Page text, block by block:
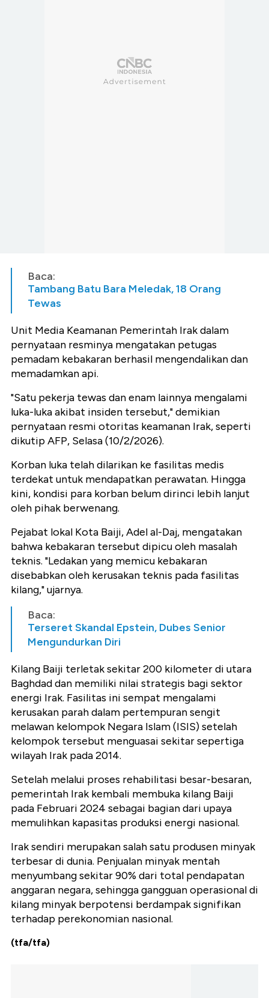
Baca:
Tambang Batu Bara Meledak, 18 Orang
Tewas
Unit Media Keamanan Pemerintah Irak dalam
pernyataan resminya mengatakan petugas
pemadam kebakaran berhasil mengendalikan dan
memadamkan api.
"Satu pekerja tewas dan enam lainnya mengalami
luka-luka akibat insiden tersebut," demikian
pernyataan resmi otoritas keamanan Irak, seperti
dikutip AFP, Selasa (10/2/2026).
Korban luka telah dilarikan ke fasilitas medis
terdekat untuk mendapatkan perawatan. Hingga
kini, kondisi para korban belum dirinci lebih lanjut
oleh pihak berwenang.
Pejabat lokal Kota Baiji, Adel al-Daj, mengatakan
bahwa kebakaran tersebut dipicu oleh masalah
teknis. "Ledakan yang memicu kebakaran
disebabkan oleh kerusakan teknis pada fasilitas
kilang," ujarnya.
Baca:
Terseret Skandal Epstein, Dubes Senior
Mengundurkan Diri
Kilang Baiji terletak sekitar 200 kilometer di utara
Baghdad dan memiliki nilai strategis bagi sektor
energi Irak. Fasilitas ini sempat mengalami
kerusakan parah dalam pertempuran sengit
melawan kelompok Negara Islam (ISIS) setelah
kelompok tersebut menguasai sekitar sepertiga
wilayah Irak pada 2014.
Setelah melalui proses rehabilitasi besar-besaran,
pemerintah Irak kembali membuka kilang Baiji
pada Februari 2024 sebagai bagian dari upaya
memulihkan kapasitas produksi energi nasional.
Irak sendiri merupakan salah satu produsen minyak
terbesar di dunia. Penjualan minyak mentah
menyumbang sekitar 90% dari total pendapatan
anggaran negara, sehingga gangguan operasional di
kilang minyak berpotensi berdampak signifikan
terhadap perekonomian nasional.
(tfa/tfa)